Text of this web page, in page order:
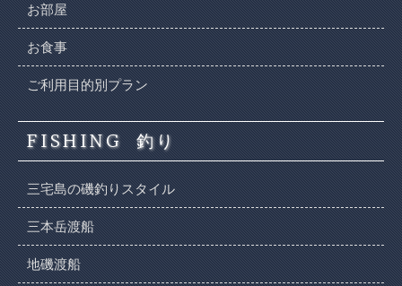
お部屋
お食事
ご利用目的別プラン
FISHING 釣り
三宅島の磯釣りスタイル
三本岳渡船
地磯渡船